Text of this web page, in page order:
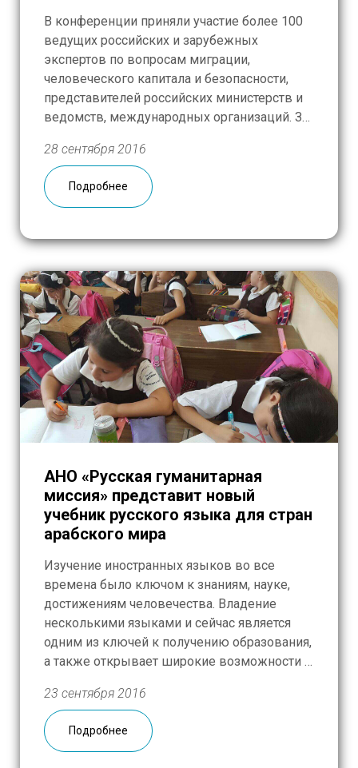
В конференции приняли участие более 100
ведущих российских и зарубежных
экспертов по вопросам миграции,
человеческого капитала и безопасности,
представителей российских министерств и
ведомств, международных организаций. За
конференции смогли поделиться своим
видением таких проблем, как связь
вопросов миграции и безопасности. Одним
из негативных последствий миграционного
тенденции […]
28 сентября 2016
Подробнее
АНО «Русская гуманитарная
миссия» представит новый
учебник русского языка для стран
арабского мира
Изучение иностранных языков во все
времена было ключом к знаниям, науке,
достижениям человечества. Владение
несколькими языками и сейчас является
одним из ключей к получению образования,
а также открывает широкие возможности в
правило, желающие изучать русский язык в
арабских странах сталкиваются с рядом
трудностей: отсутствием системы
23 сентября 2016
Подробнее